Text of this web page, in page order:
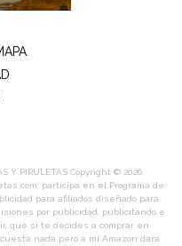
Y PIRULETASCopyright © 2026.
participa en el Programa de
para afiliados diseñado para
por publicidad, publicitando e
que si te decides a comprar en
nada pero a mi Amazon dará